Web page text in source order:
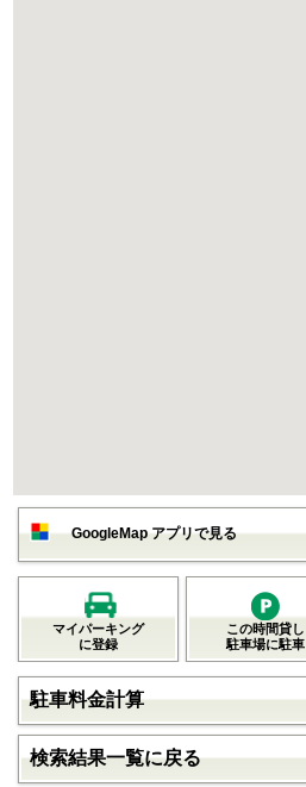
GoogleMap アプリで見る
マイパーキング
に登録
この時間貸し
駐車場に駐車
駐車料金計算
検索結果一覧に戻る